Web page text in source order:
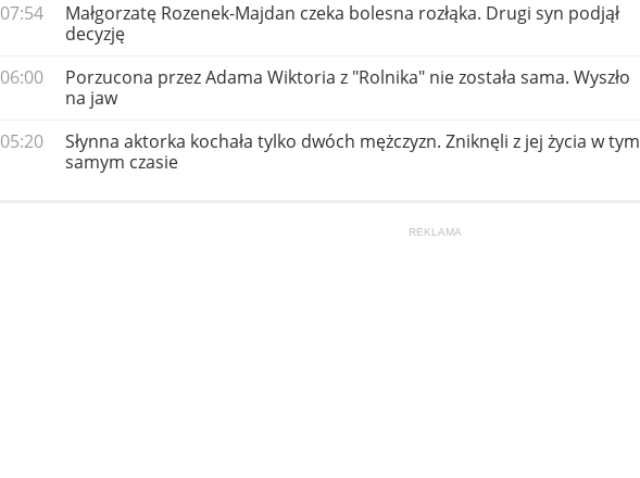
07:54
Małgorzatę Rozenek-Majdan czeka bolesna rozłąka. Drugi syn podjął
decyzję
06:00
Porzucona przez Adama Wiktoria z "Rolnika" nie została sama. Wyszło
na jaw
05:20
Słynna aktorka kochała tylko dwóch mężczyzn. Zniknęli z jej życia w tym
samym czasie
REKLAMA